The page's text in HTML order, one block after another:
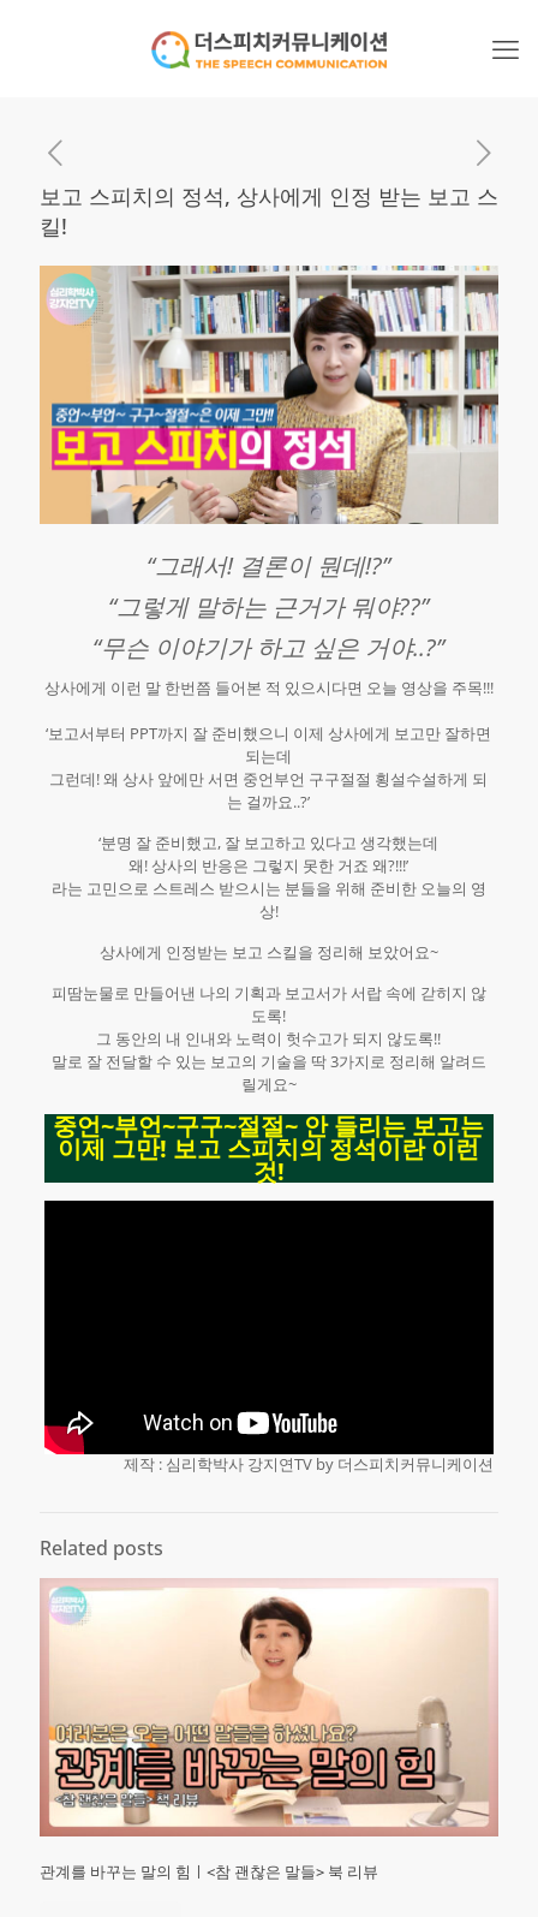
보고 스피치의 정석, 상사에게 인정 받는 보고 스
킬!
“그래서! 결론이 뭔데!?”
“그렇게 말하는 근거가 뭐야??”
“무슨 이야기가 하고 싶은 거야..?”
상사에게 이런 말 한번쯤 들어본 적 있으시다면 오늘 영상을 주목!!!
‘보고서부터 PPT까지 잘 준비했으니 이제 상사에게 보고만 잘하면
되는데
그런데! 왜 상사 앞에만 서면 중언부언 구구절절 횡설수설하게 되
는 걸까요..?’
‘분명 잘 준비했고, 잘 보고하고 있다고 생각했는데
왜! 상사의 반응은 그렇지 못한 거죠 왜?!!!’
라는 고민으로 스트레스 받으시는 분들을 위해 준비한 오늘의 영
상!
상사에게 인정받는 보고 스킬을 정리해 보았어요~
피땀눈물로 만들어낸 나의 기획과 보고서가 서랍 속에 갇히지 않
도록!
그 동안의 내 인내와 노력이 헛수고가 되지 않도록!!
말로 잘 전달할 수 있는 보고의 기술을 딱 3가지로 정리해 알려드
릴게요~
중언~부언~구구~절절~ 안 들리는 보고는
이제 그만! 보고 스피치의 정석이란 이런
것!
제작 : 심리학박사 강지연TV by 더스피치커뮤니케이션
Related posts
관계를 바꾸는 말의 힘ㅣ<참 괜찮은 말들> 북 리뷰